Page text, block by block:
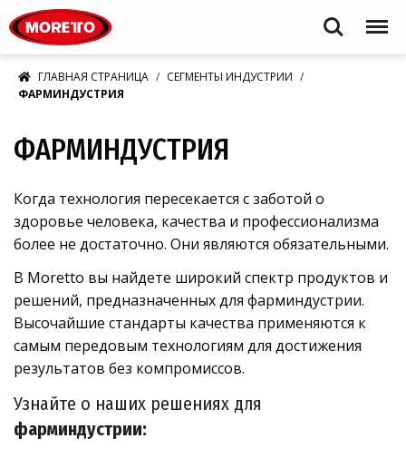
Search Menu
ГЛАВНАЯ СТРАНИЦА
СЕГМЕНТЫ ИНДУСТРИИ
ФАРМИНДУСТРИЯ
ФАРМИНДУСТРИЯ
Когда технология пересекается с заботой о
здоровье человека, качества и профессионализма
более не достаточно. Они являются обязательными.
В Moretto вы найдете широкий спектр продуктов и
решений, предназначенных для фарминдустрии.
Высочайшие стандарты качества применяются к
самым передовым технологиям для достижения
результатов без компромиссов.
Узнайте о наших решениях для
фарминдустрии: